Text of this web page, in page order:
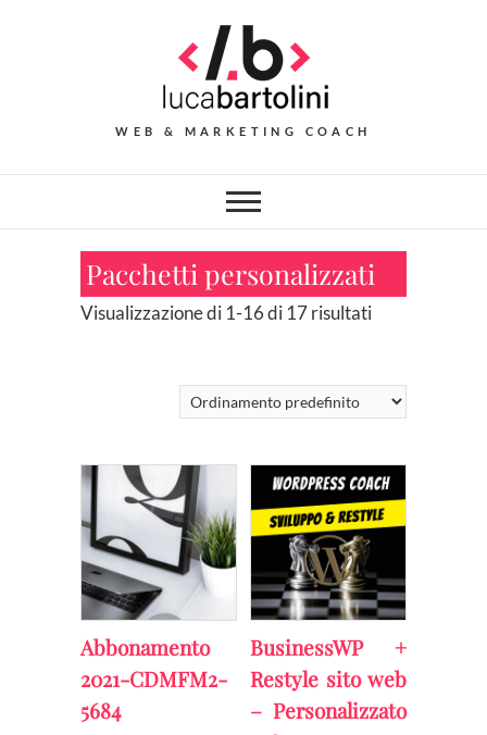
WEB & MARKETING COACH
Pacchetti personalizzati
Visualizzazione di 1-16 di 17 risultati
Abbonamento
2021-CDMFM2-
5684
BusinessWP +
Restyle sito web
– Personalizzato